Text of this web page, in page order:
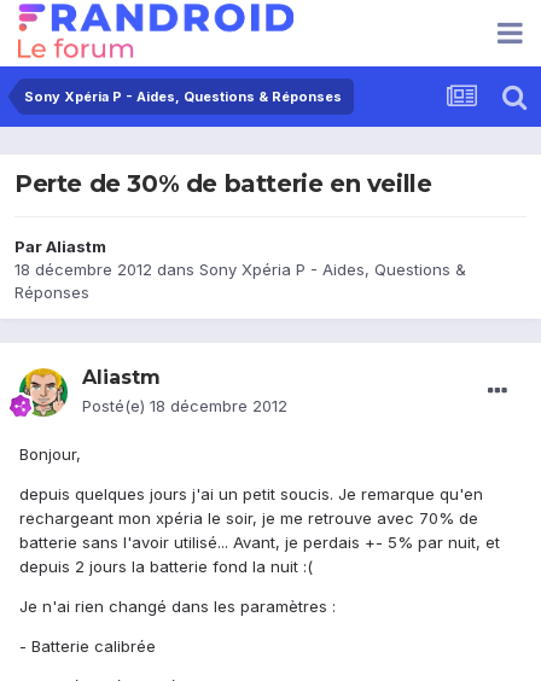
Sony Xpéria P - Aides, Questions & Réponses
Perte de 30% de batterie en veille
ParAliastm
18 décembre 2012 dans Sony Xpéria P - Aides, Questions &
Réponses
Aliastm
Posté(e) 18 décembre 2012
Bonjour,
depuis quelques jours j'ai un petit soucis. Je remarque qu'en
rechargeant mon xpéria le soir, je me retrouve avec 70% de
batterie sans l'avoir utilisé... Avant, je perdais +- 5% par nuit, et
depuis 2 jours la batterie fond la nuit :(
Je n'ai rien changé dans les paramètres :
- Batterie calibrée